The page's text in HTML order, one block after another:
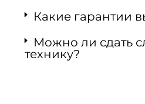
Какие гарантии
Можно ли сдать
технику?